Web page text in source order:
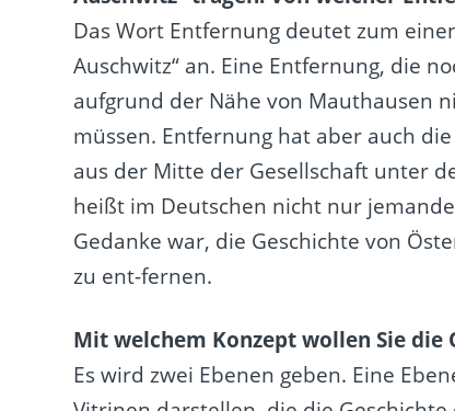
Das Wort Entfernung deutet zum
Auschwitz“ an. Eine Entfernung, die
aufgrund der Nähe von Mauthausen
müssen. Entfernung hat aber auch
aus der Mitte der Gesellschaft unter
heißt im Deutschen nicht nur
Gedanke war, die Geschichte von
zu ent-fernen.
Mit welchem Konzept wollen Sie
Es wird zwei Ebenen geben. Eine